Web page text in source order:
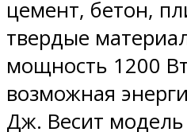
цемент, бетон,
твердые
мощность 1200
возможная
Дж. Весит модель